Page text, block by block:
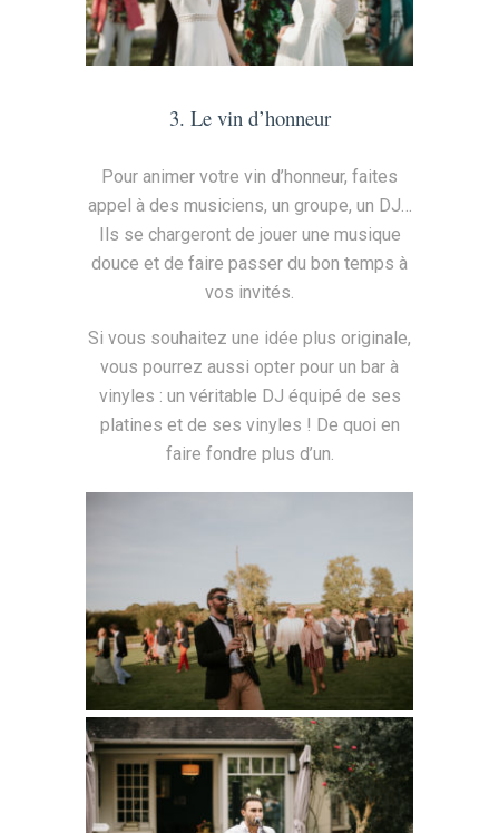
3. Le vin d’honneur
Pour animer votre vin d’honneur, faites
appel à des musiciens, un groupe, un DJ…
Ils se chargeront de jouer une musique
douce et de faire passer du bon temps à
vos invités.
Si vous souhaitez une idée plus originale,
vous pourrez aussi opter pour un bar à
vinyles : un véritable DJ équipé de ses
platines et de ses vinyles ! De quoi en
faire fondre plus d’un.